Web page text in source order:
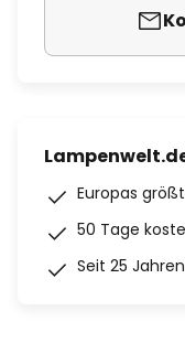
Europas
50 Tage
Seit 25